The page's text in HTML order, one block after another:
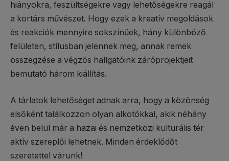
hiányokra, feszültségekre vagy lehetőségekre reagál
a kortárs művészet. Hogy ezek a kreatív megoldások
és reakciók mennyire sokszínűek, hány különböző
felületen, stílusban jelennek meg, annak remek
összegzése a végzős hallgatóink záróprojektjeit
bemutató három kiállítás.
A tárlatok lehetőséget adnak arra, hogy a közönség
elsőként találkozzon olyan alkotókkal, akik néhány
éven belül már a hazai és nemzetközi kulturális tér
aktív szereplői lehetnek. Minden érdeklődőt
szeretettel várunk!